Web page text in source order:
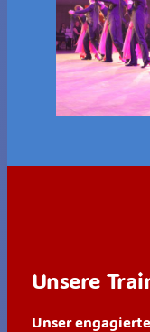
Unsere
Unser